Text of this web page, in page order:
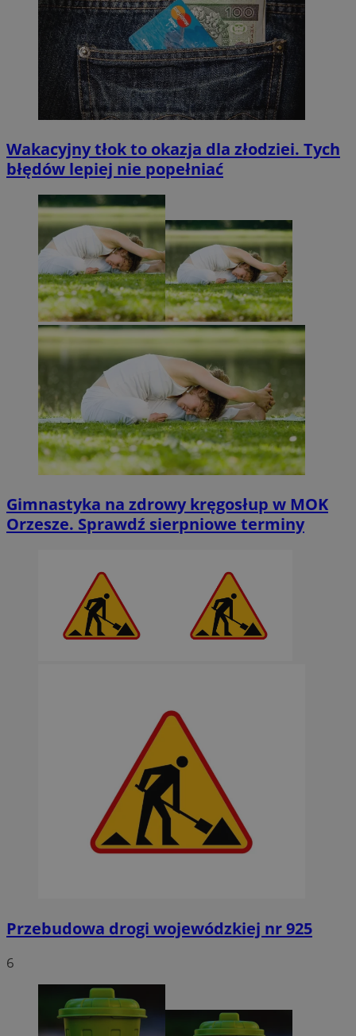
Wakacyjny tłok to okazja dla złodziei. Tych
błędów lepiej nie popełniać
Gimnastyka na zdrowy kręgosłup w MOK
Orzesze. Sprawdź sierpniowe terminy
Przebudowa drogi wojewódzkiej nr 925
6